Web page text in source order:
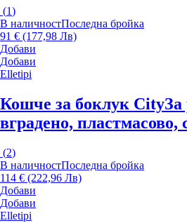
(1)
В наличностПоследна бройка
91 € (177,98 Лв)
Добави
Добави
Elletipi
Кошче за боклук CityЗа
вградено, пластмасово,
(2)
В наличностПоследна бройка
114 € (222,96 Лв)
Добави
Добави
Elletipi